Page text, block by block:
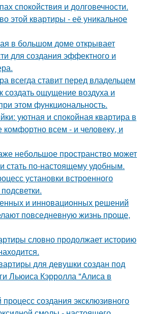
спокойствия и долговечности.
этой квартиры - её уникальное
в большом доме открывает
для создания эффектного и
всегда ставит перед владельцем
создать ощущение воздуха и
этом функциональность.
уютная и спокойная квартира в
комфортно всем - и человеку, и
небольшое пространство может
стать по-настоящему удобным.
установки встроенного
и инновационных решений
повседневную жизнь проще,
словно продолжает историю
для девушки создан под
Льюиса Кэрролла "Алиса в
создания эксклюзивного